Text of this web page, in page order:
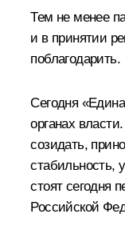
Тем не менее
и в принятии
поблагодарить.
Сегодня
органах
созидать,
стабильность,
стоят сегодня
Российской